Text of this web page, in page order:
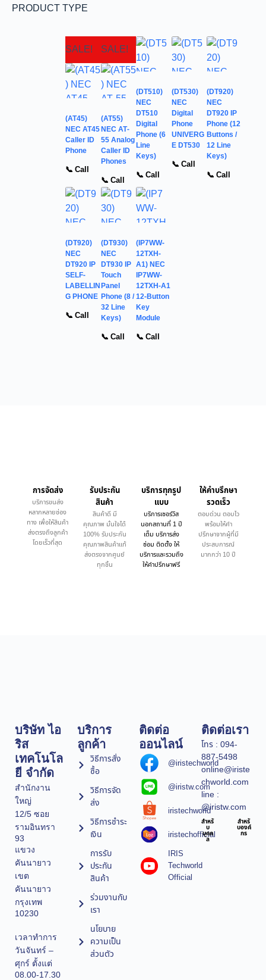
PRODUCT TYPE
SALE!
(AT45)
NEC AT45
Caller ID
Phone
📞 Call
SALE!
(AT55)
NEC AT-
55 Analog
Caller ID
Phones
📞 Call
(DT510)
NEC
DT510
Digital
Phone (6
Line
Keys)
📞 Call
(DT530)
NEC
Digital
Phone
UNIVERG
E DT530
📞 Call
(DT920)
NEC
DT920 IP
Phone (12
Buttons /
12 Line
Keys)
📞 Call
(DT920)
NEC
DT920 IP
SELF-
LABELLIN
G PHONE
📞 Call
(DT930)
NEC
DT930 IP
Touch
Panel
Phone (8 /
32 Line
Keys)
📞 Call
(IP7WW-
12TXH-
A1) NEC
IP7WW-
12TXH-A1
12-Button
Key
Module
📞 Call
การจัดส่ง
บริการขนส่ง
หลากหลายช่อง
ทาง เพื่อให้สินค้า
ส่งตรงถึงลูกค้า
โดยเร็วที่สุด
รับประกัน
สินค้า
สินค้าดี มี
คุณภาพ มั่นใจได้
100% รับประกัน
คุณภาพสินค้าแท้
ส่งตรงจากศูนย์
ทุกชิ้น
บริการทุกรูป
แบบ
บริการเซอร์วิส
นอกสถานที่ 1 ปี
เต็ม บริการส่ง
ซ่อม ติดตั้ง ให้
บริการและรวมถึง
ให้คำปรึกษาฟรี
ให้คำบรึกษา
รวดเร็ว
ตอบด่วน ตอบไว
พร้อมให้คำ
ปรึกษาจากผู้ที่มี
ประสบการณ์
มากกว่า 10 ปี
บริษัท ไอ
ริส
เทคโนโล
ยี จำกัด
สำนักงาน
ใหญ่
12/5 ซอย
รามอินทรา
93
แขวง
คันนายาว
เขต
คันนายาว
กรุงเทพ
10230
เวลาทำการ
วันจันทร์ –
ศุกร์ ตั้งแต่
08.00-17.30
บริการ
ลูกค้า
วิธีการสั่ง
ซื้อ
วิธีการจัด
ส่ง
วิธีการชำระ
เงิน
การรับ
ประกัน
สินค้า
ร่วมงานกับ
เรา
นโยบาย
ความเป็น
ส่วนตัว
ติดต่อ
ออนไลน์
@iristechworld
@iristw.com
iristechworld
iristechofficial
IRIS
Techworld
Official
ติดต่อเรา
โทร : 094-
887-5498
online@iriste
chworld.com
line :
@iristw.com
สำหรั
บ
บุคค
ล
สำหรั
บองค์
กร